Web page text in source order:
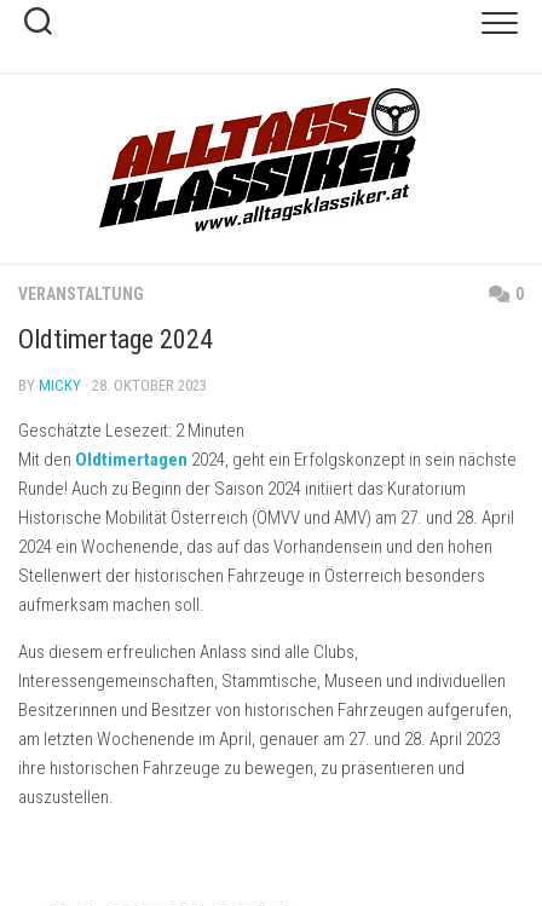
Skip
VERANSTALTUNG 0
Oldtimertage 2024
BY MICKY · 28. OKTOBER 2023
Geschätzte Lesezeit: 2 Minuten
Mit den Oldtimertagen 2024, geht ein Erfolgskonzept in sein nächste
Runde! Auch zu Beginn der Saison 2024 initiiert das Kuratorium
Historische Mobilität Österreich (ÖMVV und AMV) am 27. und 28. April
2024 ein Wochenende, das auf das Vorhandensein und den hohen
Stellenwert der historischen Fahrzeuge in Österreich besonders
aufmerksam machen soll.
Aus diesem erfreulichen Anlass sind alle Clubs,
Interessengemeinschaften, Stammtische, Museen und individuellen
Besitzerinnen und Besitzer von historischen Fahrzeugen aufgerufen,
am letzten Wochenende im April, genauer am 27. und 28. April 2023
ihre historischen Fahrzeuge zu bewegen, zu präsentieren und
auszustellen.